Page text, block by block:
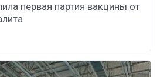
первая партия вакцины от